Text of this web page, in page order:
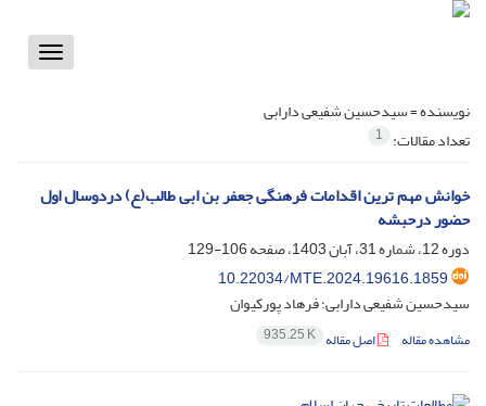
Toggle
نویسنده =سیدحسین شفیعی دارابی
تعداد مقالات: 1
خوانش مهم ترین اقدامات فرهنگی جعفر بن ابی طالب(ع) دردوسال اول
حضور درحبشه
دوره 12، شماره 31، آبان 1403، صفحه
106-129
10.22034/MTE.2024.19616.1859
سیدحسین شفیعی دارابی؛ فرهاد پورکیوان
مشاهده مقاله اصل مقاله 935.25 K